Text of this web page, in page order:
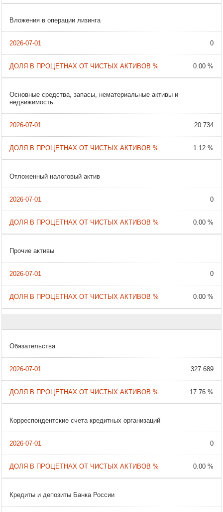
Вложения в операции лизинга
0
0.00 %
Основные средства, запасы, нематериальные активы и
недвижимость
20 734
1.12 %
Отложенный налоговый актив
0
0.00 %
Прочие активы
0
0.00 %
Обязательства
327 689
17.76 %
Корреспондентские счета кредитных организаций
0
0.00 %
Кредиты и депозиты Банка России